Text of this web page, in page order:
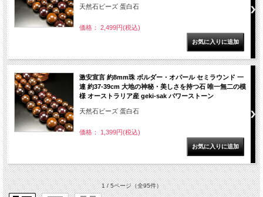
天然石ビーズ 蛋白石
価格： 2,499円(税込)
激安宣言 約8mm珠 ボルダー・オパール セミラウンド 一
連 約37-39cm 大地の神秘・美しさを持つ石 唯一無二の模
様 オーストラリア産 geki-sak パワーストーン
天然石ビーズ 蛋白石
価格： 1,399円(税込)
1 / 5ページ（全95件）